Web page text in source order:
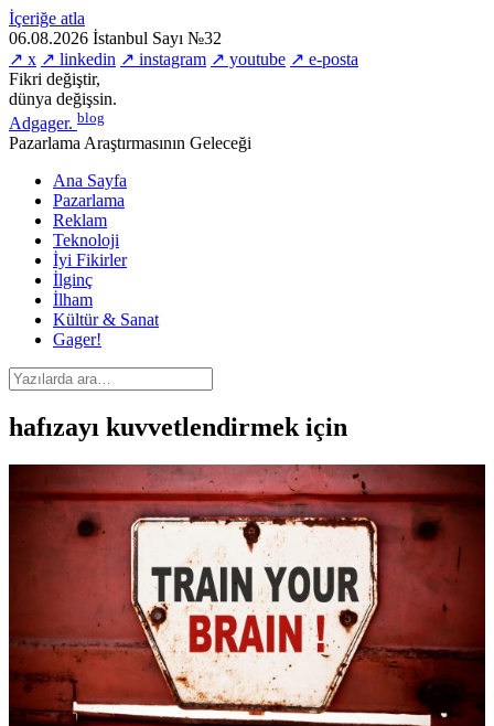
İçeriğe atla
06.08.2026 İstanbul Sayı №32
↗ x ↗ linkedin ↗ instagram ↗ youtube ↗ e-posta
Fikri değiştir,
dünya değişsin.
Adgager. blog
Pazarlama Araştırmasının Geleceği
Ana Sayfa
Pazarlama
Reklam
Teknoloji
İyi Fikirler
İlginç
İlham
Kültür & Sanat
Gager!
hafızayı kuvvetlendirmek için